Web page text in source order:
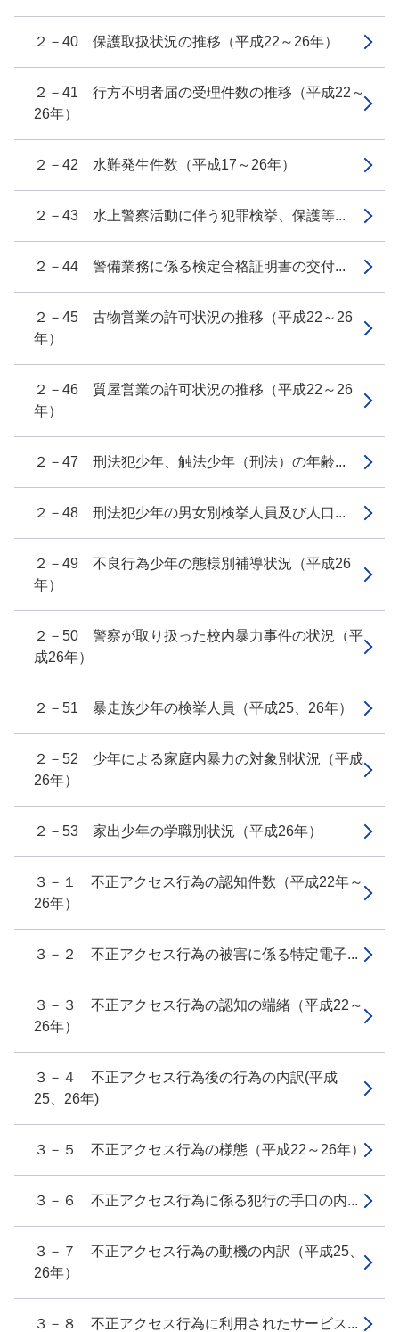
２－40 保護取扱状況の推移（平成22～26年）
２－41 行方不明者届の受理件数の推移（平成22～
26年）
２－42 水難発生件数（平成17～26年）
２－43 水上警察活動に伴う犯罪検挙、保護等...
２－44 警備業務に係る検定合格証明書の交付...
２－45 古物営業の許可状況の推移（平成22～26
年）
２－46 質屋営業の許可状況の推移（平成22～26
年）
２－47 刑法犯少年、触法少年（刑法）の年齢...
２－48 刑法犯少年の男女別検挙人員及び人口...
２－49 不良行為少年の態様別補導状況（平成26
年）
２－50 警察が取り扱った校内暴力事件の状況（平
成26年）
２－51 暴走族少年の検挙人員（平成25、26年）
２－52 少年による家庭内暴力の対象別状況（平成
26年）
２－53 家出少年の学職別状況（平成26年）
３－１ 不正アクセス行為の認知件数（平成22年～
26年）
３－２ 不正アクセス行為の被害に係る特定電子...
３－３ 不正アクセス行為の認知の端緒（平成22～
26年）
３－４ 不正アクセス行為後の行為の内訳(平成
25、26年)
３－５ 不正アクセス行為の様態（平成22～26年）
３－６ 不正アクセス行為に係る犯行の手口の内...
３－７ 不正アクセス行為の動機の内訳（平成25、
26年）
３－８ 不正アクセス行為に利用されたサービス...